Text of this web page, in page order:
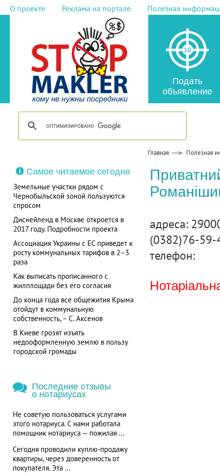
О проекте Реклама на портале Полезная
Подать
объявление
Главная Полезная
Самое читаемое сегодня
Земельные участки рядом с
Чернобыльской зоной пользуются
спросом
Диснейленд в Москве откроется в
2017 году. Подробности проекта
Ассоциация Украины с ЕС приведет к
росту коммунальных тарифов в 2–3
раза
Как выписать прописанного с
жилплощади без его согласия
До конца года все общежития Крыма
отойдут в коммунальную
собственность, – С. Аксенов
В Киеве грозят изъять
недооформленную землю в пользу
городской громады
Последние отзывы
о нотариусах
Не советую пользоваться услугами
этого нотариуса. С нами работала
помощник нотариуса — пожилая ...
Сегодня проводили куплю-продажу
квартиры, через доверенность от
покупателя. Эта ...
адреса:
(0382)76-59-
телефон: